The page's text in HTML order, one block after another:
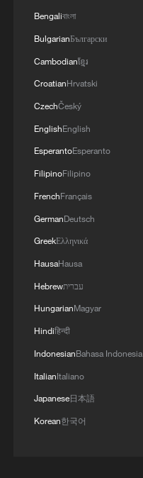
Bengaliবাংলা
BulgarianБългарски
Cambodianខ្មែរ
CroatianHrvatski
CzechČeský
EnglishEnglish
EsperantoEsperanto
FilipinoFilipino
FrenchFrançais
GermanDeutsch
GreekΕλληνικά
HausaHausa
Hebrewעברית
HungarianMagyar
Hindiहिन्दी
IndonesianBahasa Indonesia
ItalianItaliano
Japanese日本語
Korean한국어